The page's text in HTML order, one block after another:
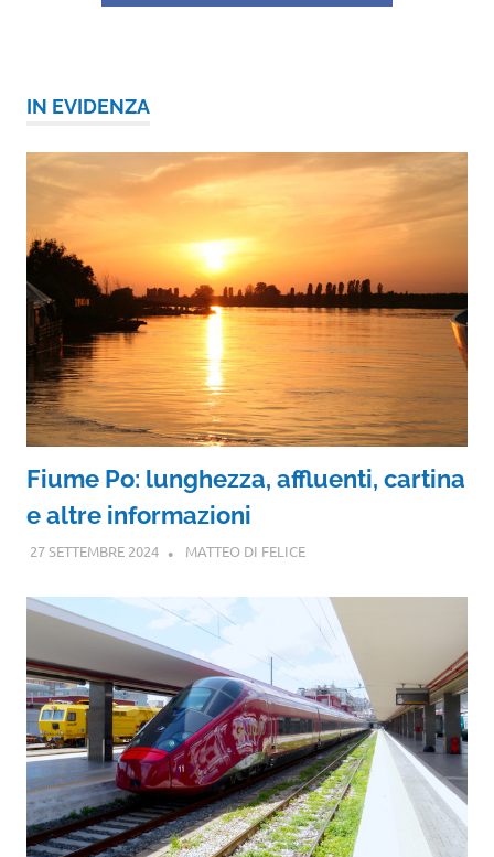
IN EVIDENZA
Fiume Po: lunghezza, affluenti, cartina
e altre informazioni
27 SETTEMBRE 2024 MATTEO DI FELICE